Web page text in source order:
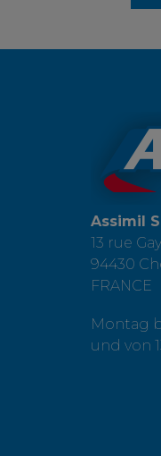
Assimil
13 rue
94430
FRANCE
Montag
und von